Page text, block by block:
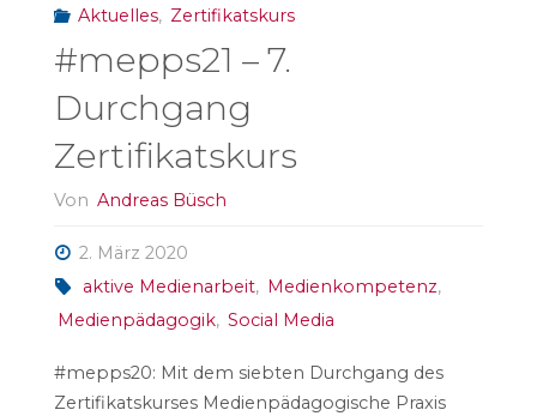
Aktuelles, Zertifikatskurs
#mepps21 – 7.
Durchgang
Zertifikatskurs
Von Andreas Büsch
2. März 2020
aktive Medienarbeit, Medienkompetenz,
Medienpädagogik, Social Media
#mepps20: Mit dem siebten Durchgang des
Zertifikatskurses Medienpädagogische Praxis